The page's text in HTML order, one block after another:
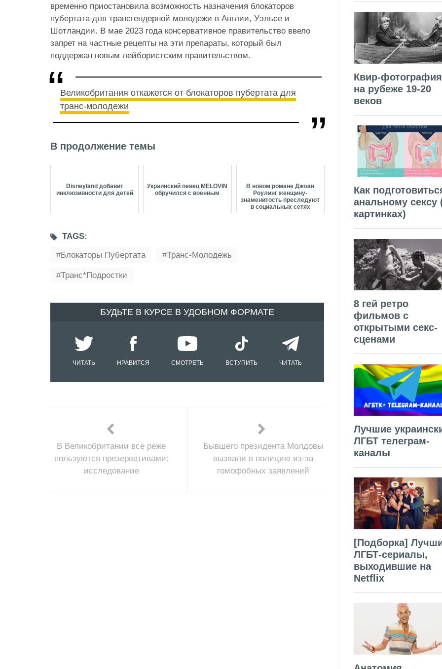
временно приостановила возможность назначения блокаторов
пубертата для трансгендерной молодежи в Англии, Уэльсе и
Шотландии. В мае 2023 года консервативное правительство ввело
запрет на частные рецепты на эти препараты, который был
поддержан новым лейбористским правительством.
Великобритания откажется от блокаторов пубертата для
транс-молодежи
В продолжение темы
Disneyland добавит
инклюзивности для детей
Украинский певец MELOVIN
обручился с военным
В новом романе Джоан
Роулинг женщину-
знаменитость преследуют
в социальных сетях
TAGS:
Блокаторы Пубертата
Транс-Молодежь
Транс*подростки
БУДЬТЕ В КУРСЕ В УДОБНОМ ФОРМАТЕ
ЧИТАТЬ НРАВИТСЯ СМОТРЕТЬ ВСТУПИТЬ ЧИТАТЬ
В Великобритании все реже
пользуются презервативами:
исследование
Бывшего президента Молдовы
вызвали в полицию из-за
гомофобных заявлений
Квир-фотография
на рубеже 19-20
веков
Как
анальному сексу
картинках)
8 гей ретро
фильмов с
открытыми секс-
сценами
Лучшие
ЛГБТ телеграм-
каналы
[Подборка]
ЛГБТ-сериалы,
выходившие на
Netflix